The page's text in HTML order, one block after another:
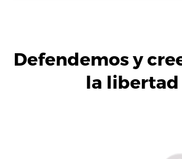
Defendemos y
la libertad